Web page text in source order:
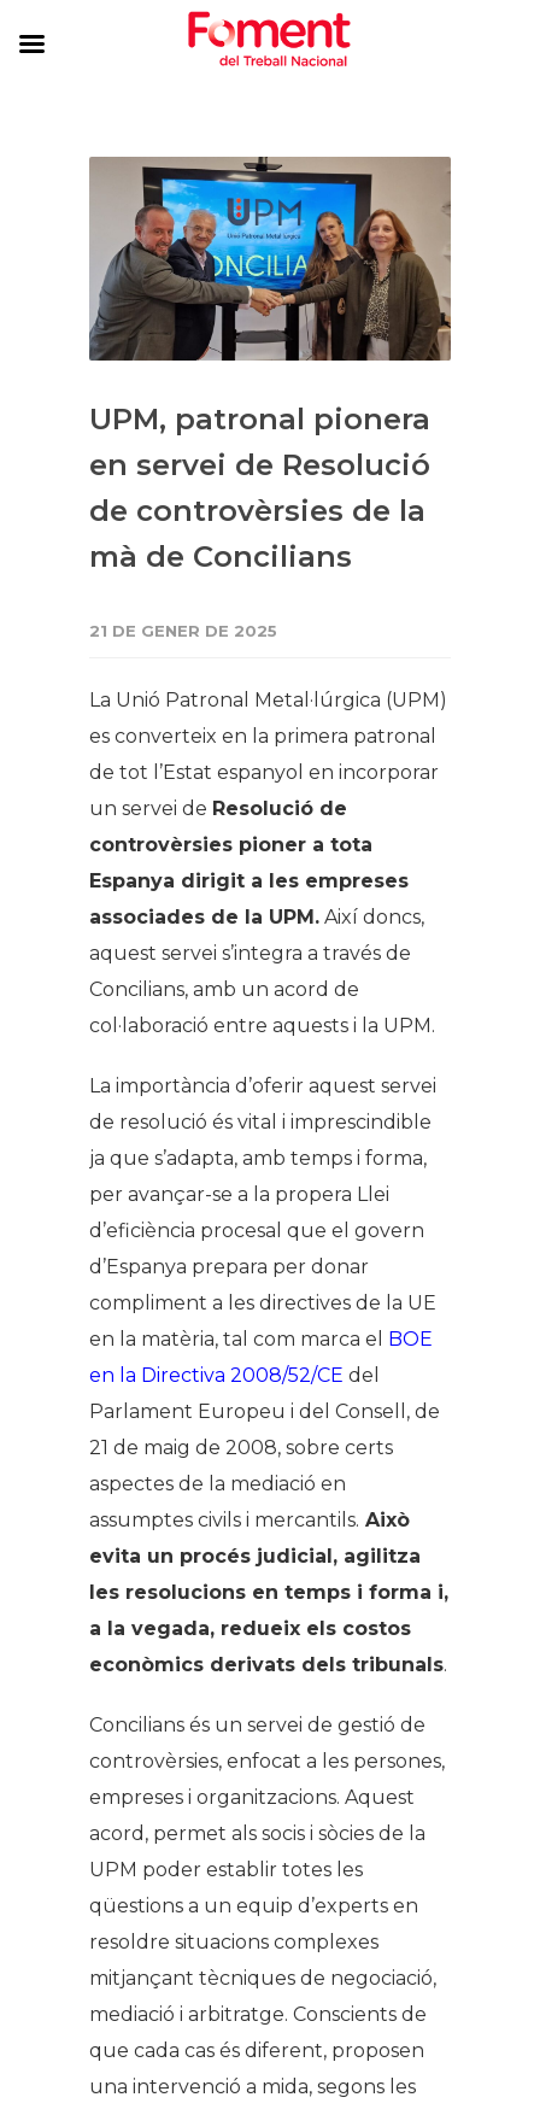
UPM, patronal pionera
en servei de Resolució
de controvèrsies de la
mà de Concilians
21 DE GENER DE 2025
La Unió Patronal Metal·lúrgica (UPM)
es converteix en la primera patronal
de tot l’Estat espanyol en incorporar
un servei de Resolució de
controvèrsies pioner a tota
Espanya dirigit a les empreses
associades de la UPM. Així doncs,
aquest servei s’integra a través de
Concilians, amb un acord de
col·laboració entre aquests i la UPM.
La importància d’oferir aquest servei
de resolució és vital i imprescindible
ja que s’adapta, amb temps i forma,
per avançar-se a la propera Llei
d’eficiència procesal que el govern
d’Espanya prepara per donar
compliment a les directives de la UE
en la matèria, tal com marca el BOE
en la Directiva 2008/52/CE del
Parlament Europeu i del Consell, de
21 de maig de 2008, sobre certs
aspectes de la mediació en
assumptes civils i mercantils. Això
evita un procés judicial, agilitza
les resolucions en temps i forma i,
a la vegada, redueix els costos
econòmics derivats dels tribunals.
Concilians és un servei de gestió de
controvèrsies, enfocat a les persones,
empreses i organitzacions. Aquest
acord, permet als socis i sòcies de la
UPM poder establir totes les
qüestions a un equip d’experts en
resoldre situacions complexes
mitjançant tècniques de negociació,
mediació i arbitratge. Conscients de
que cada cas és diferent, proposen
una intervenció a mida, segons les